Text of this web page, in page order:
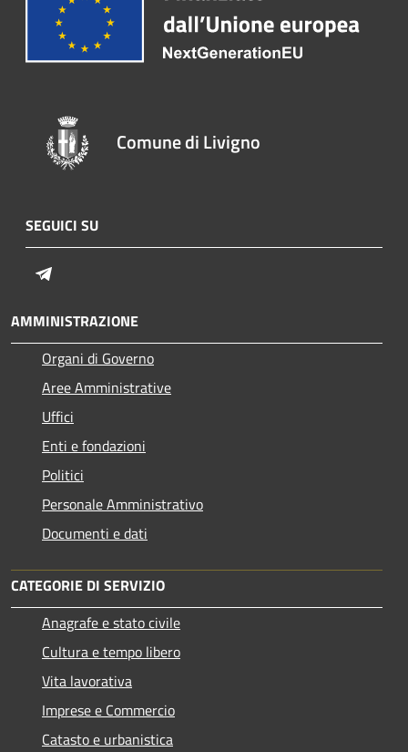
Comune di Livigno
SEGUICI SU
AMMINISTRAZIONE
Organi di Governo
Aree Amministrative
Uffici
Enti e fondazioni
Politici
Personale Amministrativo
Documenti e dati
CATEGORIE DI SERVIZIO
Anagrafe e stato civile
Cultura e tempo libero
Vita lavorativa
Imprese e Commercio
Catasto e urbanistica